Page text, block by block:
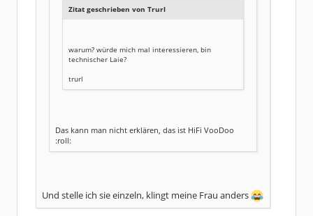
Zitat geschrieben von Trurl
warum? würde mich mal interessieren, bin
technischer Laie?
trurl
Das kann man nicht erklären, das ist HiFi VooDoo
:roll:
Und stelle ich sie einzeln, klingt meine Frau anders